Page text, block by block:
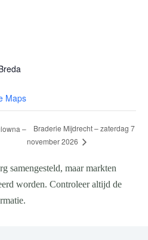
Maps
–
Braderie Mijdrecht – zaterdag 7
november 2026
samengesteld, maar markten
worden. Controleer altijd de